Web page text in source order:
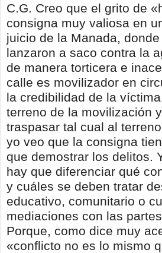
C.G. Creo que el grito de
consigna muy valiosa en
juicio de la Manada,
lanzaron a saco contra la
de manera torticera e
calle es movilizador en
la credibilidad de la
terreno de la movilización
traspasar tal cual al
yo veo que la consigna
que demostrar los delitos.
hay que diferenciar qué
y cuáles se deben tratar
educativo, comunitario o
mediaciones con las
Porque, como dice muy
«conflicto no es lo mismo